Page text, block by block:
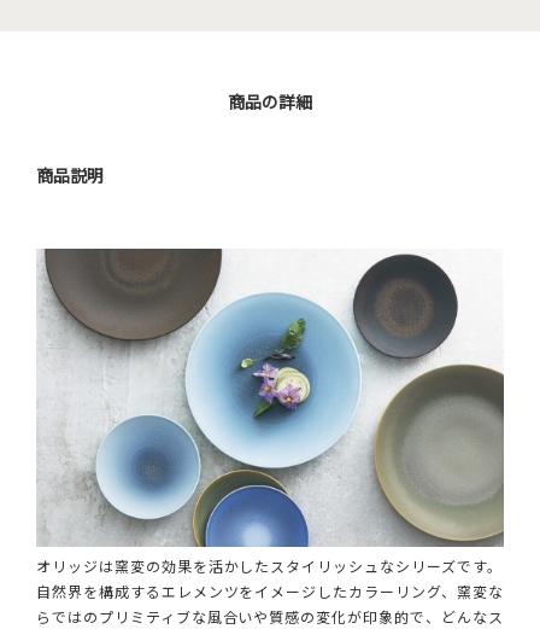
商品の詳細
商品説明
オリッジは窯変の効果を活かしたスタイリッシュなシリーズです。
自然界を構成するエレメンツをイメージしたカラーリング、窯変な
らではのプリミティブな風合いや質感の変化が印象的で、どんなス